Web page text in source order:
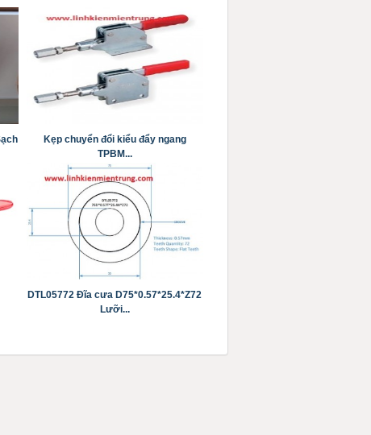
Kẹp chuyển đổi kiểu đẩy ngang
TPBM...
DTL05772 Đĩa cưa D75*0.57*25.4*Z72
Lưỡi...